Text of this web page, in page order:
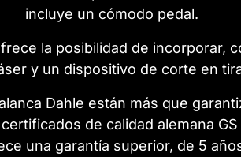
incluye un cómodo pedal.
la posibilidad de incorporar,
y un dispositivo de corte en
Dahle están más que
de calidad alemana
una garantía superior, de 5